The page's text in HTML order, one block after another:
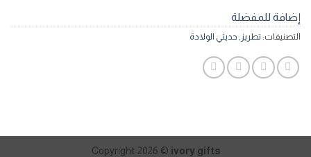
إضافة للمفضلة
التصنيفات:تطريز , حديثي الولادة
Copyright 2026 © ivory gifts